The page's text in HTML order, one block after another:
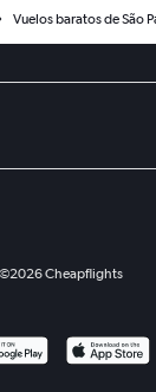
Vuelos baratos de São
©2026Cheapflights